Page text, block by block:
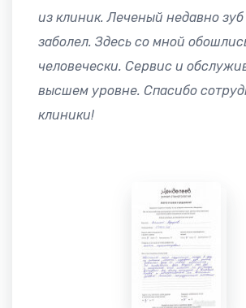
из клиник. Леченый недавно зуб
заболел. Здесь со мной
человечески. Сервис и
высшем уровне. Спасибо
клиники!